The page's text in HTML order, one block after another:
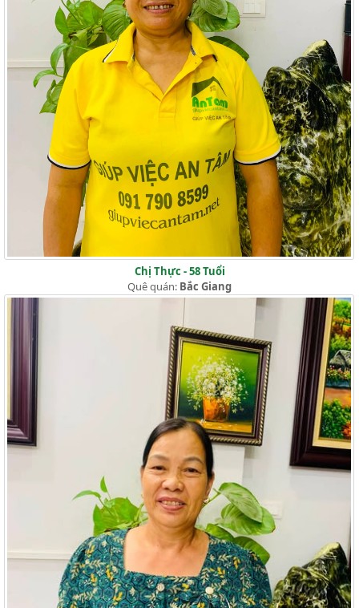
Chị Thực - 58 Tuổi
Quê quán: Bắc Giang